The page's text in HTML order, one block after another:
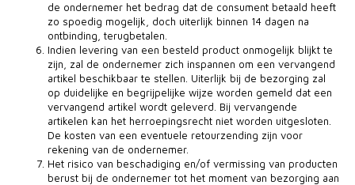
de ondernemer het bedrag dat de consument betaald heeft
zo spoedig mogelijk, doch uiterlijk binnen 14 dagen na
ontbinding, terugbetalen.
Indien levering van een besteld product onmogelijk blijkt te
zijn, zal de ondernemer zich inspannen om een vervangend
artikel beschikbaar te stellen. Uiterlijk bij de bezorging zal
op duidelijke en begrijpelijke wijze worden gemeld dat een
vervangend artikel wordt geleverd. Bij vervangende
artikelen kan het herroepingsrecht niet worden uitgesloten.
De kosten van een eventuele retourzending zijn voor
rekening van de ondernemer.
Het risico van beschadiging en/of vermissing van producten
berust bij de ondernemer tot het moment van bezorging aan